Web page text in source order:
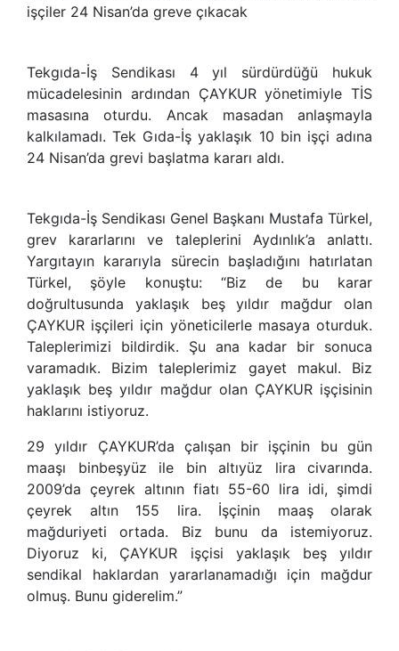
işçiler 24 Nisan’da greve çıkacak
Tekgıda-İş Sendikası 4 yıl sürdürdüğü hukuk
mücadelesinin ardından ÇAYKUR yönetimiyle TİS
masasına oturdu. Ancak masadan anlaşmayla
kalkılamadı. Tek Gıda-İş yaklaşık 10 bin işçi adına
24 Nisan’da grevi başlatma kararı aldı.
Tekgıda-İş Sendikası Genel Başkanı Mustafa Türkel,
grev kararlarını ve taleplerini Aydınlık’a anlattı.
Yargıtayın kararıyla sürecin başladığını hatırlatan
Türkel, şöyle konuştu: “Biz de bu karar
doğrultusunda yaklaşık beş yıldır mağdur olan
ÇAYKUR işçileri için yöneticilerle masaya oturduk.
Taleplerimizi bildirdik. Şu ana kadar bir sonuca
varamadık. Bizim taleplerimiz gayet makul. Biz
yaklaşık beş yıldır mağdur olan ÇAYKUR işçisinin
haklarını istiyoruz.
29 yıldır ÇAYKUR’da çalışan bir işçinin bu gün
maaşı binbeşyüz ile bin altıyüz lira civarında.
2009’da çeyrek altının fiatı 55-60 lira idi, şimdi
çeyrek altın 155 lira. İşçinin maaş olarak
mağduriyeti ortada. Biz bunu da istemiyoruz.
Diyoruz ki, ÇAYKUR işçisi yaklaşık beş yıldır
sendikal haklardan yararlanamadığı için mağdur
olmuş. Bunu giderelim.”